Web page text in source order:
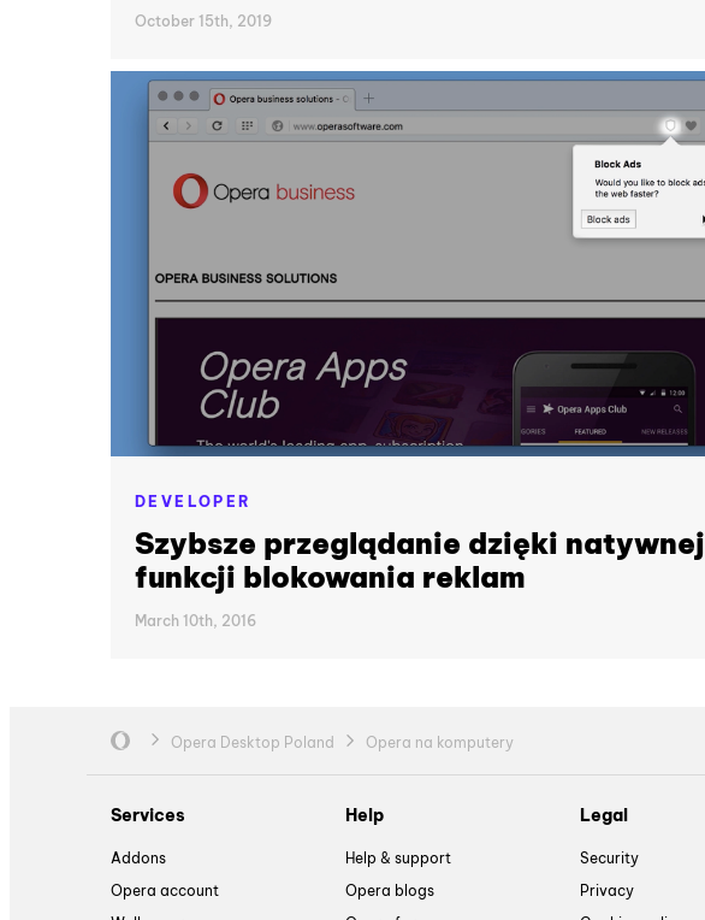
October 15th, 2019
DEVELOPER
Szybsze przeglądanie dzięki natywnej
funkcji blokowania reklam
March 10th, 2016
Opera Desktop Poland Opera na komputery
Services
Addons
Opera account
Help
Help & support
Opera blogs
Legal
Security
Privacy